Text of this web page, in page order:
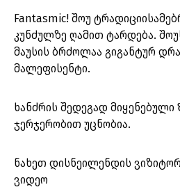
Fantasmic! შოუ
კუნძულზე ღამით ტარდება.
მაუსის ბრძოლაა გიგანტურ
მალეფისენტი.
ხანძრის შედეგად
ჯერჯერობით უცნობია.
ნახეთ დისნეილენდის
ვიდეო